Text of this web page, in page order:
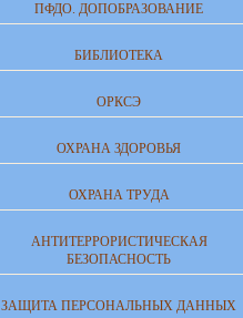
ПФДО. ДОПОБРАЗОВАНИЕ
БИБЛИОТЕКА
ОРКСЭ
ОХРАНА ЗДОРОВЬЯ
ОХРАНА ТРУДА
АНТИТЕРРОРИСТИЧЕСКАЯ
БЕЗОПАСНОСТЬ
ЗАЩИТА ПЕРСОНАЛЬНЫХ ДАННЫХ